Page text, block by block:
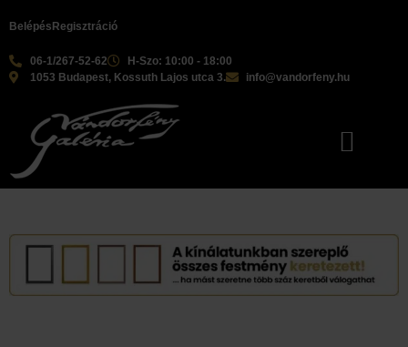
06-1/267-52-62
H-Szo: 10:00 - 18:00
1053 Budapest, Kossuth Lajos utca 3.
info@vandorfeny.hu
Belépés Regisztráció